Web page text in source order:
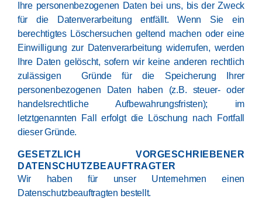
Ihre personenbezogenen Daten bei uns, bis der Zweck
für die Datenverarbeitung entfällt. Wenn Sie ein
berechtigtes Löschersuchen geltend machen oder eine
Einwilligung zur Datenverarbeitung widerrufen, werden
Ihre Daten gelöscht, sofern wir keine anderen rechtlich
zulässigen Gründe für die Speicherung Ihrer
personenbezogenen Daten haben (z.B. steuer- oder
handelsrechtliche Aufbewahrungsfristen); im
letztgenannten Fall erfolgt die Löschung nach Fortfall
dieser Gründe.
GESETZLICH VORGESCHRIEBENER
DATENSCHUTZ­BEAUFTRAGTER
Wir haben für unser Unternehmen einen
Datenschutzbeauftragten bestellt.